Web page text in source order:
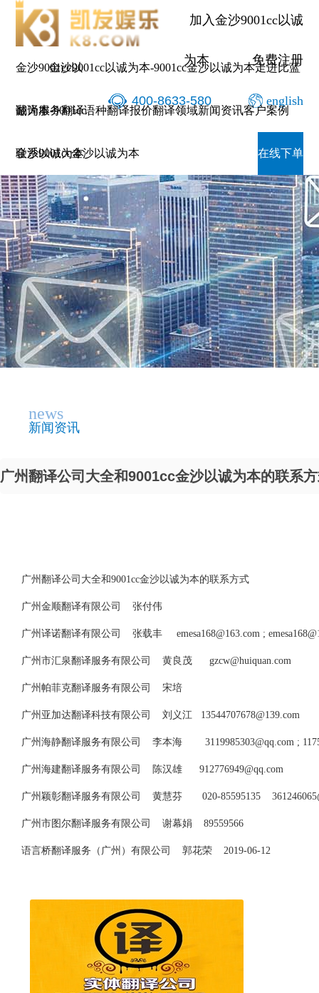
加入金沙9001cc以诚
为本 免费注册
400-8633-580 english
金沙9001cc以
诚为本-9001cc
金沙以诚为本
金沙9001cc以诚为本-9001cc金沙以诚为本走进比蓝
翻译服务翻译语种翻译报价翻译领域新闻资讯客户案例
联系9001cc金沙以诚为本 在线下单
news
新闻资讯
广州翻译公司大全和9001cc金沙以诚为本的联系
广州翻译公司大全和9001cc金沙以诚为本的联系方式
广州金顺翻译有限公司 张付伟
广州译诺翻译有限公司 张载丰 emesa168@163.com;
广州市汇泉翻译服务有限公司 黄良茂 gzcw@huiquan.com
广州帕菲克翻译服务有限公司 宋培
广州亚加达翻译科技有限公司 刘义江 13544707678@139.com
广州海静翻译服务有限公司 李本海 3119985303@qq.com;
广州海建翻译服务有限公司 陈汉雄 912776949@qq.com
广州颖彰翻译服务有限公司 黄慧芬 020-85595135
广州市图尔翻译服务有限公司 谢幕娟 89559566
语言桥翻译服务（广州）有限公司 郭花荣 2019-06-12